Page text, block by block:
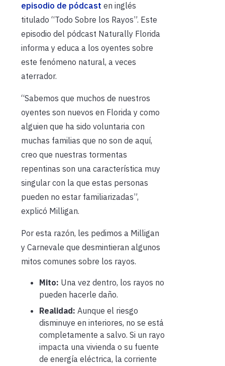
episodio de pódcast en inglés
titulado “Todo Sobre los Rayos”. Este
episodio del pódcast Naturally Florida
informa y educa a los oyentes sobre
este fenómeno natural, a veces
aterrador.
“Sabemos que muchos de nuestros
oyentes son nuevos en Florida y como
alguien que ha sido voluntaria con
muchas familias que no son de aquí,
creo que nuestras tormentas
repentinas son una característica muy
singular con la que estas personas
pueden no estar familiarizadas”,
explicó Milligan.
Por esta razón, les pedimos a Milligan
y Carnevale que desmintieran algunos
mitos comunes sobre los rayos.
Mito: Una vez dentro, los rayos no
pueden hacerle daño.
Realidad: Aunque el riesgo
disminuye en interiores, no se está
completamente a salvo. Si un rayo
impacta una vivienda o su fuente
de energía eléctrica, la corriente